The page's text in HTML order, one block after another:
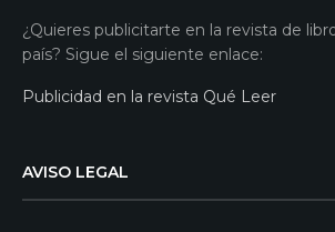
¿Quieres publicitarte en la revista de
país? Sigue el siguiente enlace:
Publicidad en la revista Qué Leer
AVISO LEGAL